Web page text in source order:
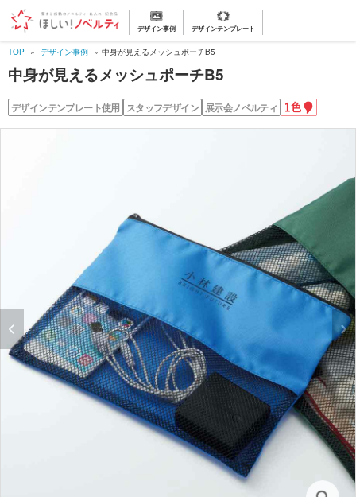
デザイン事例 デザインテンプレート
TOP デザイン事例 中身が見えるメッシュポーチB5
中身が見えるメッシュポーチB5
デザインテンプレート使用 スタッフデザイン 展示会ノベルティ 1
色
名